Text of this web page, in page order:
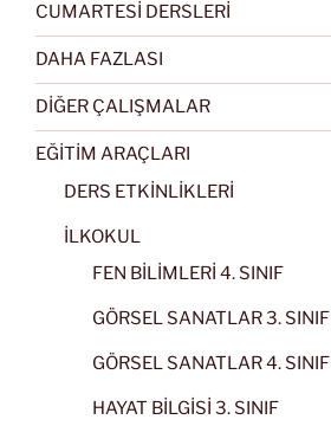
CUMARTESİ DERSLERİ
DAHA FAZLASI
DİĞER ÇALIŞMALAR
EĞİTİM ARAÇLARI
DERS ETKİNLİKLERİ
İLKOKUL
FEN BİLİMLERİ 4. SINIF
GÖRSEL SANATLAR 3. SINIF
GÖRSEL SANATLAR 4. SINIF
HAYAT BİLGİSİ 3. SINIF